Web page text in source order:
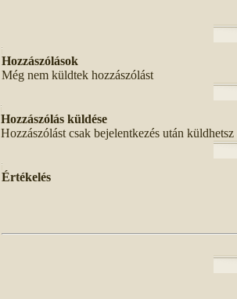
Hozzászólások
Még nem küldtek hozzászólást
Hozzászólás küldése
Hozzászólást csak bejelentkezés után küldhetsz
Értékelés